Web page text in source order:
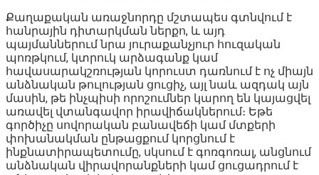
Քաղաքական առաջնորդը մշտապես գտնվում է
հանրային դիտարկման ներքո, և այդ
պայմաններում նրա յուրաքանչյուր հուզական
պոռթկում, կտրուկ արձագանք կամ
հավասարակշռության կորուստ դառնում է ոչ միայն
անձնական թուլության ցուցիչ, այլ նաև ազդակ այն
մասին, թե ինչպիսի որոշումներ կարող են կայացվել
առավել վտանգավոր իրավիճակներում։ Եթե
գործիչը սովորական բանավեճի կամ մտքերի
փոխանակման ընթացքում կորցնում է
ինքնատիրապետումը, սկսում է գոռգոռալ, անցնում
անձնական վիրավորանքների կամ ցուցադրում է